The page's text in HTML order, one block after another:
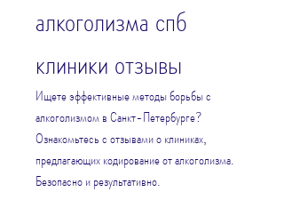
алкоголизма спб
клиники отзывы
Ищете эффективные методы борьбы с
алкоголизмом в Санкт-Петербурге?
Ознакомьтесь с отзывами о клиниках,
предлагающих кодирование от алкоголизма.
Безопасно и результативно.